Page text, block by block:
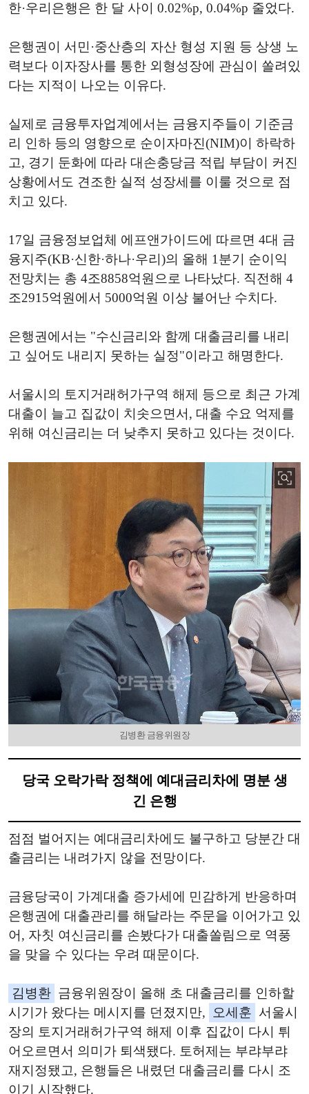
한·우리은행은 한 달 사이 0.02%p, 0.04%p 줄었다.
은행권이 서민·중산층의 자산 형성 지원 등 상생 노
력보다 이자장사를 통한 외형성장에 관심이 쏠려있
다는 지적이 나오는 이유다.
실제로 금융투자업계에서는 금융지주들이 기준금
리 인하 등의 영향으로 순이자마진(NIM)이 하락하
고, 경기 둔화에 따라 대손충당금 적립 부담이 커진
상황에서도 견조한 실적 성장세를 이룰 것으로 점
치고 있다.
17일 금융정보업체 에프앤가이드에 따르면 4대 금
융지주(KB·신한·하나·우리)의 올해 1분기 순이익
전망치는 총 4조8858억원으로 나타났다. 직전해 4
조2915억원에서 5000억원 이상 불어난 수치다.
은행권에서는 "수신금리와 함께 대출금리를 내리
고 싶어도 내리지 못하는 실정"이라고 해명한다.
서울시의 토지거래허가구역 해제 등으로 최근 가계
대출이 늘고 집값이 치솟으면서, 대출 수요 억제를
위해 여신금리는 더 낮추지 못하고 있다는 것이다.
김병환 금융위원장
당국 오락가락 정책에 예대금리차에 명분 생
긴 은행
점점 벌어지는 예대금리차에도 불구하고 당분간 대
출금리는 내려가지 않을 전망이다.
금융당국이 가계대출 증가세에 민감하게 반응하며
은행권에 대출관리를 해달라는 주문을 이어가고 있
어, 자칫 여신금리를 손봤다가 대출쏠림으로 역풍
을 맞을 수 있다는 우려 때문이다.
김병환 금융위원장이 올해 초 대출금리를 인하할
시기가 왔다는 메시지를 던졌지만, 오세훈 서울시
장의 토지거래허가구역 해제 이후 집값이 다시 튀
어오르면서 의미가 퇴색됐다. 토허제는 부랴부랴
재지정됐고, 은행들은 내렸던 대출금리를 다시 조
이기 시작했다.